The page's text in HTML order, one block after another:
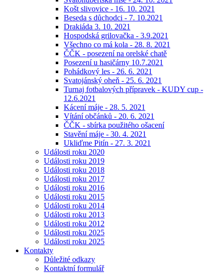
Košt slivovice - 16. 10. 2021
Beseda s důchodci - 7. 10.2021
Drakiáda 3. 10. 2021
Hospodská grilovačka - 3.9.2021
Všechno co má kola - 28. 8. 2021
ČČK - posezení na orelské chatě
Posezení u hasičárny 10.7.2021
Pohádkový les - 26. 6. 2021
Svatojánský oheň - 25. 6. 2021
Turnaj fotbalových přípravek - KUDY cup -
12.6.2021
Kácení máje - 28. 5. 2021
Vítání občánků - 20. 6. 2021
ČČK - sbírka použitého ošacení
Stavění máje - 30. 4. 2021
Ukliďme Pitín - 27. 3. 2021
Události roku 2020
Události roku 2019
Události roku 2018
Události roku 2017
Události roku 2016
Události roku 2015
Události roku 2014
Události roku 2013
Události roku 2012
Události roku 2025
Události roku 2025
Kontakty
Důležité odkazy
Kontaktní formulář